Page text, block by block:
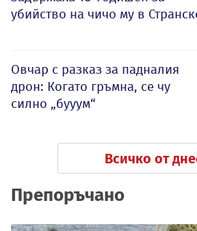
убийство на чичо му в
Овчар с разказ за падналия
дрон: Когато гръмна, се чу
силно „бууум“
Всичко от
Препоръчано